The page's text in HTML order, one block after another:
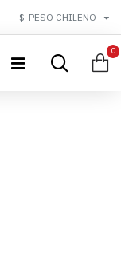
$ PESO CHILENO
0